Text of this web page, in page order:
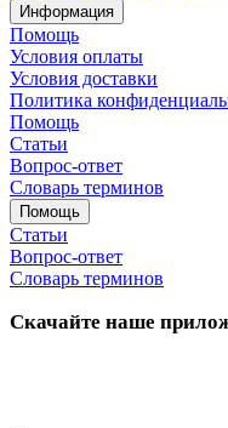
Информация
Помощь
Условия оплаты
Условия доставки
Политика
Помощь
Статьи
Вопрос-ответ
Словарь терминов
Помощь
Статьи
Вопрос-ответ
Словарь терминов
Скачайте наше